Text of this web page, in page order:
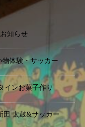
知らせ
物体験・サッカー
インお菓子作り
田 太鼓&サッカー